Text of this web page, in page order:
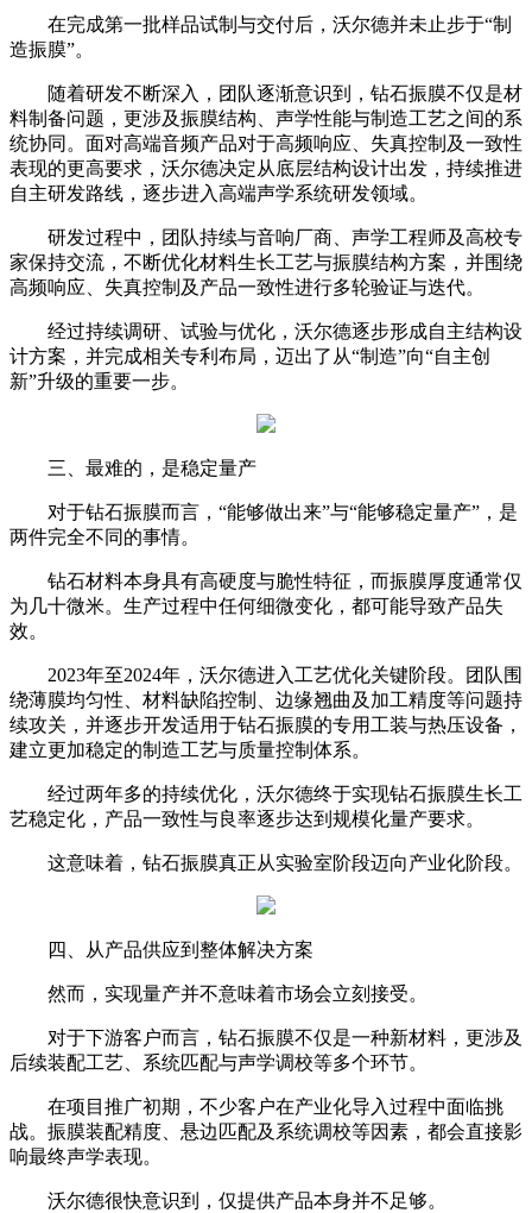
在完成第一批样品试制与交付后，沃尔德并未止步于“制
造振膜”。
随着研发不断深入，团队逐渐意识到，钻石振膜不仅是材
料制备问题，更涉及振膜结构、声学性能与制造工艺之间的系
统协同。面对高端音频产品对于高频响应、失真控制及一致性
表现的更高要求，沃尔德决定从底层结构设计出发，持续推进
自主研发路线，逐步进入高端声学系统研发领域。
研发过程中，团队持续与音响厂商、声学工程师及高校专
家保持交流，不断优化材料生长工艺与振膜结构方案，并围绕
高频响应、失真控制及产品一致性进行多轮验证与迭代。
经过持续调研、试验与优化，沃尔德逐步形成自主结构设
计方案，并完成相关专利布局，迈出了从“制造”向“自主创
新”升级的重要一步。
三、最难的，是稳定量产
对于钻石振膜而言，“能够做出来”与“能够稳定量产”，是
两件完全不同的事情。
钻石材料本身具有高硬度与脆性特征，而振膜厚度通常仅
为几十微米。生产过程中任何细微变化，都可能导致产品失
效。
2023年至2024年，沃尔德进入工艺优化关键阶段。团队围
绕薄膜均匀性、材料缺陷控制、边缘翘曲及加工精度等问题持
续攻关，并逐步开发适用于钻石振膜的专用工装与热压设备，
建立更加稳定的制造工艺与质量控制体系。
经过两年多的持续优化，沃尔德终于实现钻石振膜生长工
艺稳定化，产品一致性与良率逐步达到规模化量产要求。
这意味着，钻石振膜真正从实验室阶段迈向产业化阶段。
四、从产品供应到整体解决方案
然而，实现量产并不意味着市场会立刻接受。
对于下游客户而言，钻石振膜不仅是一种新材料，更涉及
后续装配工艺、系统匹配与声学调校等多个环节。
在项目推广初期，不少客户在产业化导入过程中面临挑
战。振膜装配精度、悬边匹配及系统调校等因素，都会直接影
响最终声学表现。
沃尔德很快意识到，仅提供产品本身并不足够。